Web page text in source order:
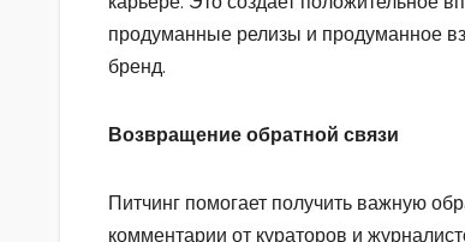
продуманные релизы и продуманное
бренд.
Возвращение обратной связи
Питчинг помогает получить важную
комментарии от кураторов и